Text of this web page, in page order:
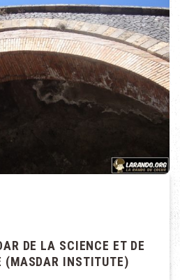
DE LA SCIENCE ET DE
(MASDAR INSTITUTE)